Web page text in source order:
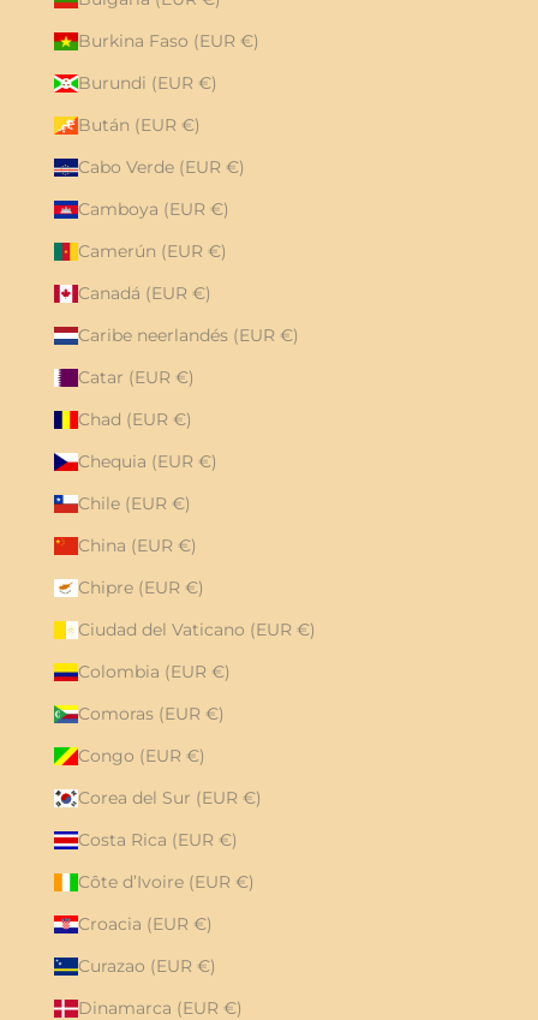
Burkina Faso (EUR €)
Burundi (EUR €)
Bután (EUR €)
Cabo Verde (EUR €)
Camboya (EUR €)
Camerún (EUR €)
Canadá (EUR €)
Caribe neerlandés (EUR €)
Catar (EUR €)
Chad (EUR €)
Chequia (EUR €)
Chile (EUR €)
China (EUR €)
Chipre (EUR €)
Ciudad del Vaticano (EUR €)
Colombia (EUR €)
Comoras (EUR €)
Congo (EUR €)
Corea del Sur (EUR €)
Costa Rica (EUR €)
Côte d’Ivoire (EUR €)
Croacia (EUR €)
Curazao (EUR €)
Dinamarca (EUR €)